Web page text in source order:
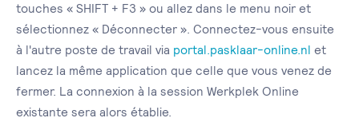
touches « SHIFT + F3 » ou allez dans le menu noir et
sélectionnez « Déconnecter ». Connectez-vous ensuite
à l'autre poste de travail via portal.pasklaar-online.nl et
lancez la même application que celle que vous venez de
fermer. La connexion à la session Werkplek Online
existante sera alors établie.